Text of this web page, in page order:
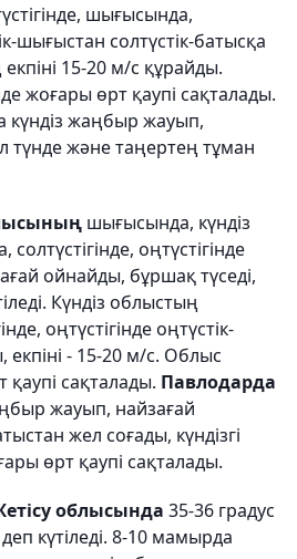
шығысында,
шығыстан солтүстік-батысқа
15-20 м/с құрайды.
жоғары өрт қаупі сақталады.
күндіз жаңбыр жауып,
түнде және таңертең тұман
шығысында, күндіз
оңтүстігінде
ойнайды, бұршақ түседі,
Күндіз облыстың
оңтүстігінде оңтүстік-
екпіні - 15-20 м/с. Облыс
сақталады. Павлодарда
жауып, найзағай
жел соғады, күндізгі
өрт қаупі сақталады.
облысында 35-36 градус
күтіледі. 8-10 мамырда